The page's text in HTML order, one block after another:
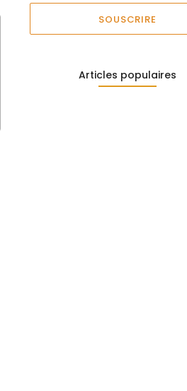
SOUSCRIRE
Articles populaires